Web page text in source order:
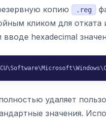
копию
.reg
кликом для отката
вводе hexadecimal
удаляет
значения.